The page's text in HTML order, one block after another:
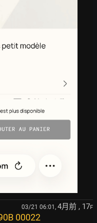
03/21 06:01, 4月前 , 17F
00022